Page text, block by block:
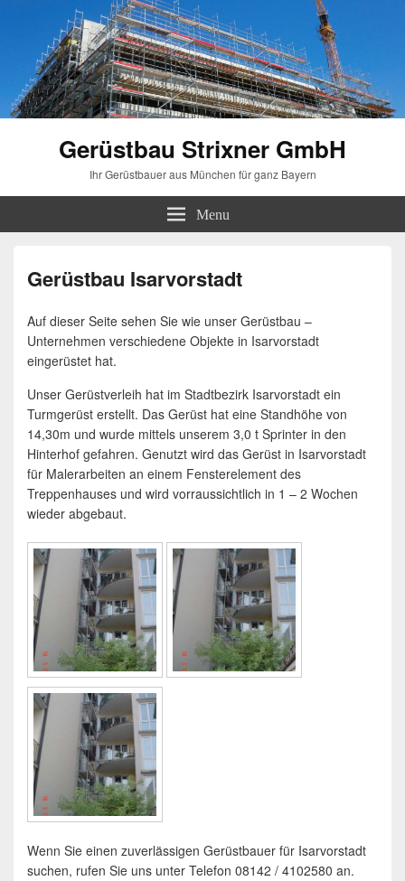
Gerüstbau Strixner GmbH
Ihr Gerüstbauer aus München für ganz Bayern
Menu
Gerüstbau Isarvorstadt
Auf dieser Seite sehen Sie wie unser Gerüstbau –
Unternehmen verschiedene Objekte in Isarvorstadt
eingerüstet hat.
Unser Gerüstverleih hat im Stadtbezirk Isarvorstadt ein
Turmgerüst erstellt. Das Gerüst hat eine Standhöhe von
14,30m und wurde mittels unserem 3,0 t Sprinter in den
Hinterhof gefahren. Genutzt wird das Gerüst in Isarvorstadt
für Malerarbeiten an einem Fensterelement des
Treppenhauses und wird vorraussichtlich in 1 – 2 Wochen
wieder abgebaut.
Wenn Sie einen zuverlässigen Gerüstbauer für Isarvorstadt
suchen, rufen Sie uns unter Telefon 08142 / 4102580 an.